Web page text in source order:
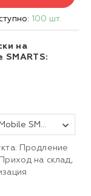
100 шт.
на
SMARTS:
Продление подписки на обновления Mobile SMARTS Склад 15, БАЗОВЫЙ + ВОДА для любой поддерживаемой конфигурации 1С на 1 (один) год
Продление
на склад,